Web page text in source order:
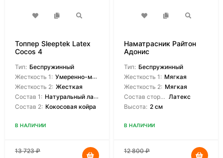
Топпер Sleeptek Latex
Cocos 4
Тип: Беспружинный
Жесткость 1: Умеренно-мягкая
Жесткость 2: Жесткая
Состав 1: Натуральный латекс
Состав 2: Кокосовая койра
В НАЛИЧИИ
13 723₽
Наматрасник Райтон
Адонис
Тип: Беспружинный
Жесткость 1: Мягкая
Жесткость 2: Мягкая
Состав сторон: Латекс
Высота: 2 см
В НАЛИЧИИ
12 800₽